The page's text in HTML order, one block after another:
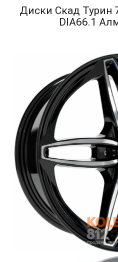
Хранение шин
Войти на сайт
+7(812)317-
17-
52
Пн-
Пт:
9:00
Диски Скад Турин
DIA66.1